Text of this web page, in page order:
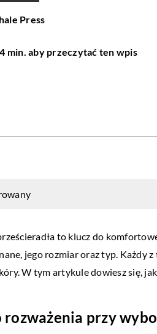
Press
min. aby przeczytać ten wpis
to klucz do
jego rozmiar oraz typ. Każdy
W tym artykule dowiesz się,
przy